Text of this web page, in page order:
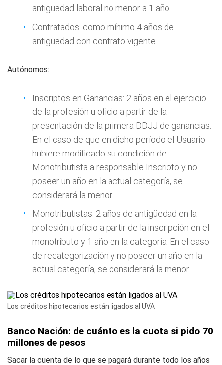
antigüedad laboral no menor a 1 año.
Contratados: como mínimo 4 años de
antigüedad con contrato vigente.
Autónomos:
Inscriptos en Ganancias: 2 años en el ejercicio
de la profesión u oficio a partir de la
presentación de la primera DDJJ de ganancias.
En el caso de que en dicho período el Usuario
hubiere modificado su condición de
Monotributista a responsable Inscripto y no
poseer un año en la actual categoría, se
considerará la menor.
Monotributistas: 2 años de antigüedad en la
profesión u oficio a partir de la inscripción en el
monotributo y 1 año en la categoría. En el caso
de recategorización y no poseer un año en la
actual categoría, se considerará la menor.
Los créditos hipotecarios están ligados al UVA
Banco Nación: de cuánto es la cuota si pido 70
millones de pesos
Sacar la cuenta de lo que se pagará durante todo los años